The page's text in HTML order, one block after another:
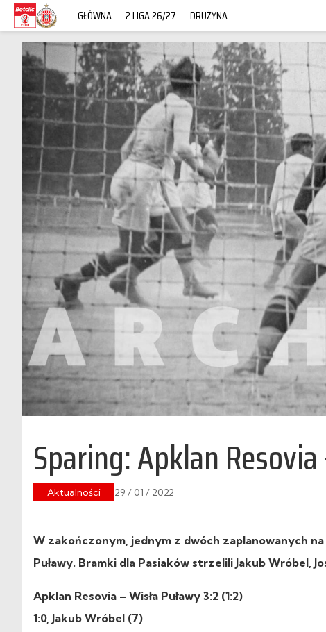
GŁÓWNA 2 LIGA 26/27 DRUŻYNA
Sparing: Apklan Resovia
Aktualności 29 / 01 / 2022
W zakończonym, jednym z dwóch zaplanowanych
Puławy. Bramki dla Pasiaków strzelili Jakub Wróbel,
Apklan Resovia – Wisła Puławy 3:2 (1:2)
1:0, Jakub Wróbel (7)